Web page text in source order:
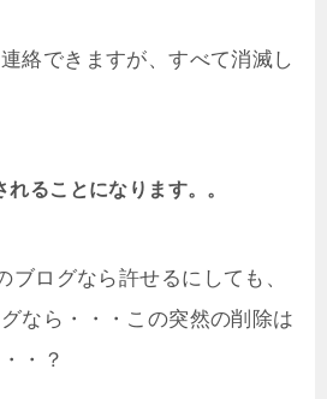
絡できますが、すべて消滅し
ることになります。。
ブログなら許せるにしても、
なら・・・この突然の削除は
・？